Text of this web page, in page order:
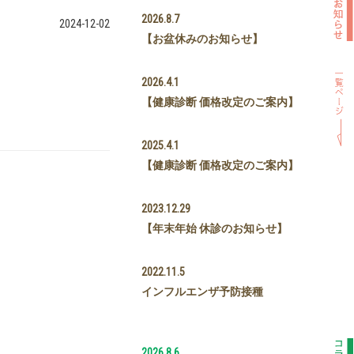
2024-12-02
2026.8.7
【お盆休みのお知らせ】
2026.4.1
【健康診断 価格改定のご案内】
2025.4.1
【健康診断 価格改定のご案内】
2023.12.29
【年末年始 休診のお知らせ】
2022.11.5
インフルエンザ予防接種